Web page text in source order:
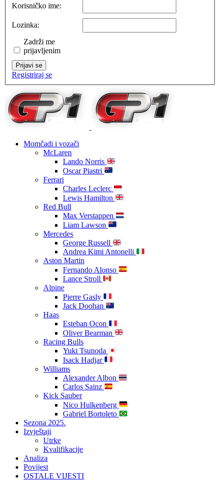
Korisničko ime:
Lozinka:
Zadrži me
prijavljenim
Prijavi se
Registriraj se
Momčadi i vozači
McLaren
Lando Norris
Oscar Piastri
Ferrari
Charles Leclerc
Lewis Hamilton
Red Bull
Max Verstappen
Liam Lawson
Mercedes
George Russell
Andrea Kimi Antonelli
Aston Martin
Fernando Alonso
Lance Stroll
Alpine
Pierre Gasly
Jack Doohan
Haas
Esteban Ocon
Oliver Bearman
Racing Bulls
Yuki Tsunoda
Isack Hadjar
Williams
Alexander Albon
Carlos Sainz
Kick Sauber
Nico Hulkenberg
Gabriel Bortoleto
Sezona 2025.
Izvještaji
Utrke
Kvalifikacije
Analiza
Povijest
OSTALE VIJESTI